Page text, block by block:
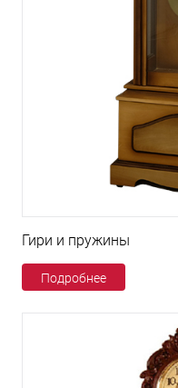
Гири и пружины
Подробнее